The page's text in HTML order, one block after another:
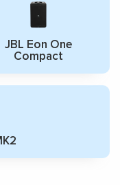
JBL Eon One
Compact